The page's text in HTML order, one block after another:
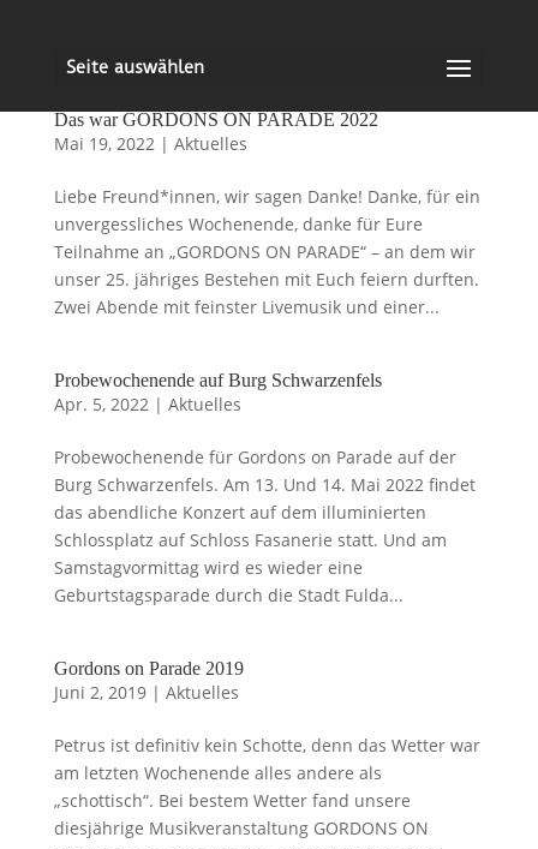
Seite auswählen
Das war GORDONS ON PARADE 2022
Mai 19, 2022| Aktuelles
Liebe Freund*innen, wir sagen Danke! Danke, für ein
unvergessliches Wochenende, danke für Eure
Teilnahme an „GORDONS ON PARADE“ – an dem wir
unser 25. jähriges Bestehen mit Euch feiern durften.
Zwei Abende mit feinster Livemusik und einer...
Probewochenende auf Burg Schwarzenfels
Apr. 5, 2022| Aktuelles
Probewochenende für Gordons on Parade auf der
Burg Schwarzenfels. Am 13. Und 14. Mai 2022 findet
das abendliche Konzert auf dem illuminierten
Schlossplatz auf Schloss Fasanerie statt. Und am
Samstagvormittag wird es wieder eine
Geburtstagsparade durch die Stadt Fulda...
Gordons on Parade 2019
Juni 2, 2019| Aktuelles
Petrus ist definitiv kein Schotte, denn das Wetter war
am letzten Wochenende alles andere als
„schottisch“. Bei bestem Wetter fand unsere
diesjährige Musikveranstaltung GORDONS ON